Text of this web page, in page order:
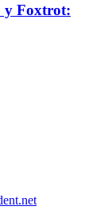
у Foxtrot: